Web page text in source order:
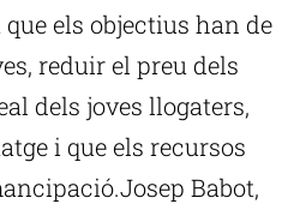
els objectius han de
reduir el preu dels
dels joves llogaters,
i que els recursos
Babot,